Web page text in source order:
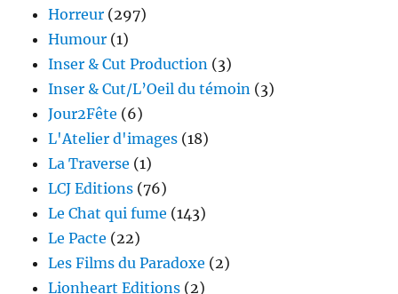
Horreur (297)
Humour (1)
Inser & Cut Production (3)
Inser & Cut/L’Oeil du témoin (3)
Jour2Fête (6)
L'Atelier d'images (18)
La Traverse (1)
LCJ Editions (76)
Le Chat qui fume (143)
Le Pacte (22)
Les Films du Paradoxe (2)
Lionheart Editions (2)